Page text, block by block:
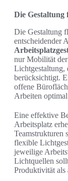
Die Gestaltung
Die Gestaltung
entscheidender
nur Mobilität der
Lichtgestaltung,
berücksichtigt.
offene
Arbeiten
Eine effektive
Arbeitsplatz
Teamstrukturen
flexible
jeweilige
Lichtquellen
Produktivität als